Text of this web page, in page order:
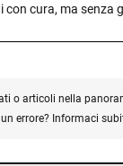
con cura, ma senza
o articoli nella
errore? Informaci